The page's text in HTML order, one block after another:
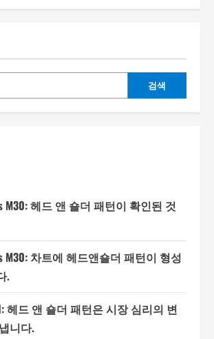
검색
M30: 헤드 앤 숄더 패턴이 확인된 것
M30: 차트에 헤드앤숄더 패턴이 형성
.
헤드 앤 숄더 패턴은 시장 심리의 변
니다.